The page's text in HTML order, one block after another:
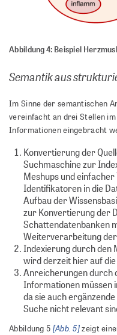
Abbildung 4: Beispiel
Semantik aus
Im Sinne der semantischen
vereinfacht an drei Stellen im
Informationen eingebracht
Konvertierung der
Suchmaschine zur
Meshups und
Identifikatoren in die
Aufbau der
zur Konvertierung der
Schattendatenbanken
Weiterverarbeitung
Indexierung durch den
wird derzeit hier auf die
Anreicherungen durch
Informationen müssen
da sie auch
Suche nicht relevant
Abbildung 5 [Abb. 5]zeigt